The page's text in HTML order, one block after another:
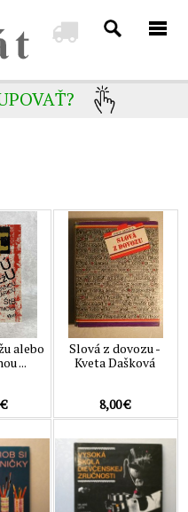
alebo
...
Slová z dovozu -
Kveta Dašková
8,00 €